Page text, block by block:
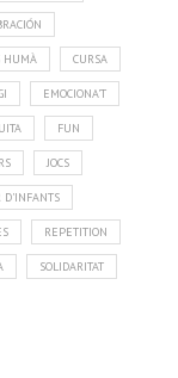
HUMÀ CURSA
EMOCIONA'T
FUN
JOCS
D'INFANTS
REPETITION
SOLIDARITAT